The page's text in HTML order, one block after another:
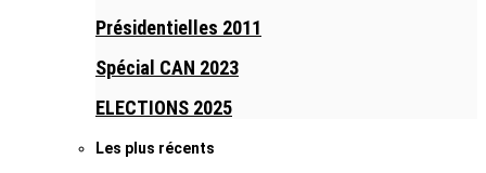
Présidentielles 2011
Spécial CAN 2023
ELECTIONS 2025
Les plus récents